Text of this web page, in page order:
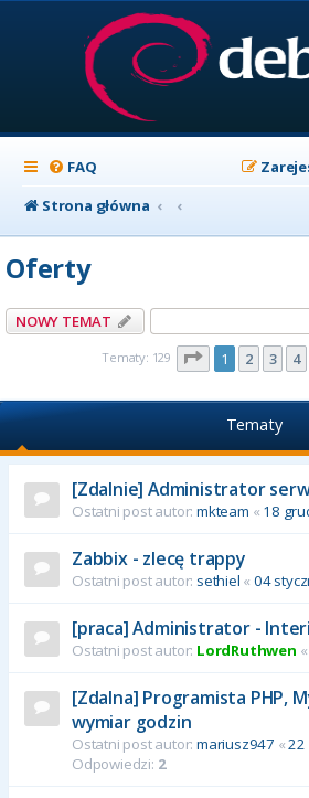
FAQ
Strona główna
Oferty
NOWY TEMAT
Tematy: 129 Strona z7
1 2 3 4
Tematy
[Zdalnie] Administrator
Ostatni post autor: mkteam « 18
Zabbix - zlecę trappy
Ostatni post autor: sethiel «04
[praca] Administrator -
Ostatni post autor: LordRuthwen «
[Zdalna] Programista PHP,
wymiar godzin
Ostatni post autor: mariusz947 «22
Odpowiedzi: 2